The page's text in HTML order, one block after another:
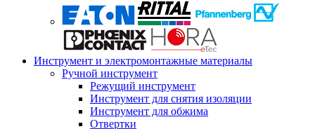
Инструмент и электромонтажные материалы
Ручной инструмент
Режущий инструмент
Инструмент для снятия изоляции
Инструмент для обжима
Отвертки